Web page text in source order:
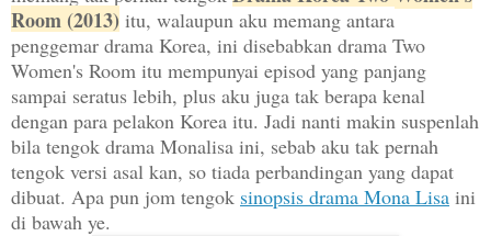
Room (2013) itu, walaupun aku memang antara
penggemar drama Korea, ini disebabkan drama Two
Women's Room itu mempunyai episod yang panjang
sampai seratus lebih, plus aku juga tak berapa kenal
dengan para pelakon Korea itu. Jadi nanti makin suspenlah
bila tengok drama Monalisa ini, sebab aku tak pernah
tengok versi asal kan, so tiada perbandingan yang dapat
dibuat. Apa pun jom tengok sinopsis drama Mona Lisa ini
di bawah ye.